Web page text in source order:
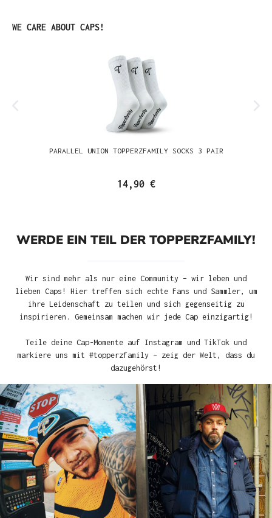
Produktgalerie überspringen
WE CARE ABOUT CAPS!
PARALLEL UNION TOPPERZFAMILY SOCKS 3 PAIR
14,90 €
WERDE EIN TEIL DER TOPPERZFAMILY!
Wir sind mehr als nur eine Community – wir leben und
lieben Caps! Hier treffen sich echte Fans und Sammler, um
ihre Leidenschaft zu teilen und sich gegenseitig zu
inspirieren. Gemeinsam machen wir jede Cap einzigartig!
Teile deine Cap-Momente auf Instagram und TikTok und
markiere uns mit #topperzfamily – zeig der Welt, dass du
dazugehörst!